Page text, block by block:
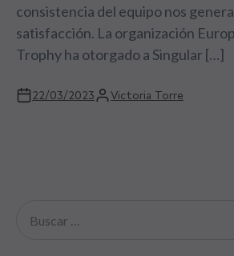
consistencia del equipo nos
satisfacción. La organización
Trophy ha otorgado a Singular […]
22/03/2023 Victoria Torre